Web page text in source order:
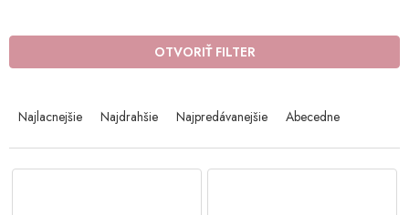
OTVORIŤ FILTER
e
n
Najlacnejšie Najdrahšie Najpredávanejšie Abecedne
V